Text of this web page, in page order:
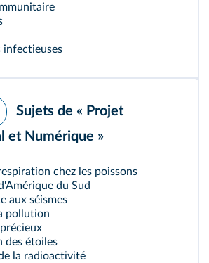
infectieuses
Sujets de « Projet
et Numérique »
chez les poissons
du Sud
aux séismes
pollution
des étoiles
la radioactivité